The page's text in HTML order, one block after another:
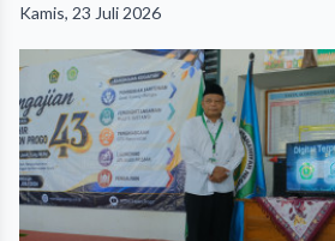
Kamis, 23 Juli 2026